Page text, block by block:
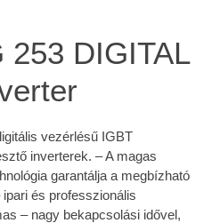
253 DIGITAL
vezérlésű IGBT
inverterek. – A magas
garantálja a megbízható
és professzionális
– nagy bekapcsolási idővel,